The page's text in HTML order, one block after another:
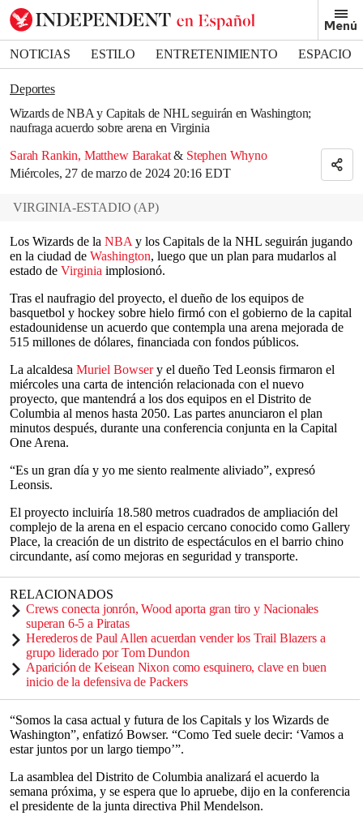
Menú
NOTICIAS ESTILO ENTRETENIMIENTO
ESPACIO
DEPORTES
Deportes
Wizards de NBA y Capitals de NHL seguirán en Washington;
naufraga acuerdo sobre arena en Virginia
Sarah Rankin, Matthew Barakat & Stephen Whyno
Miércoles, 27 de marzo de 2024 20:16 EDT
Bookmark popover
Removed from bookmarks
Close popover
VIRGINIA-ESTADIO (AP)
Los Wizards de la NBA y los Capitals de la NHL seguirán jugando
en la ciudad de Washington, luego que un plan para mudarlos al
estado de Virginia implosionó.
Tras el naufragio del proyecto, el dueño de los equipos de
basquetbol y hockey sobre hielo firmó con el gobierno de la capital
estadounidense un acuerdo que contempla una arena mejorada de
515 millones de dólares, financiada con fondos públicos.
La alcaldesa Muriel Bowsery el dueño Ted Leonsis firmaron el
miércoles una carta de intención relacionada con el nuevo
proyecto, que mantendrá a los dos equipos en el Distrito de
Columbia al menos hasta 2050. Las partes anunciaron el plan
minutos después, durante una conferencia conjunta en la Capital
One Arena.
“Es un gran día y yo me siento realmente aliviado”, expresó
Leonsis.
El proyecto incluiría 18.580 metros cuadrados de ampliación del
complejo de la arena en el espacio cercano conocido como Gallery
Place, la creación de un distrito de espectáculos en el barrio chino
circundante, así como mejoras en seguridad y transporte.
RELACIONADOS
Crews conecta jonrón, Wood aporta gran tiro y Nacionales
superan 6-5 a Piratas
Herederos de Paul Allen acuerdan vender los Trail Blazers a
grupo liderado por Tom Dundon
Aparición de Keisean Nixon como esquinero, clave en buen
inicio de la defensiva de Packers
“Somos la casa actual y futura de los Capitals y los Wizards de
Washington”, enfatizó Bowser. “Como Ted suele decir: ‘Vamos a
estar juntos por un largo tiempo’”.
La asamblea del Distrito de Columbia analizará el acuerdo la
semana próxima, y se espera que lo apruebe, dijo en la conferencia
el presidente de la junta directiva Phil Mendelson.